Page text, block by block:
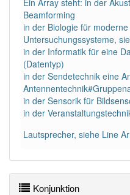
Wörter mit Endung-
Wörter mit Endung-
Artikeldas
Das Wort wird häufig
Fachsprache
korrekt erraten.
Ein Array steht: in der
Beamforming
in der Biologie für
Untersuchungssysteme,
in der Informatik für eine
(Datentyp)
in der Sendetechnik eine
in der Sensorik für
in der
Lautsprecher, siehe Line
Konjunktion